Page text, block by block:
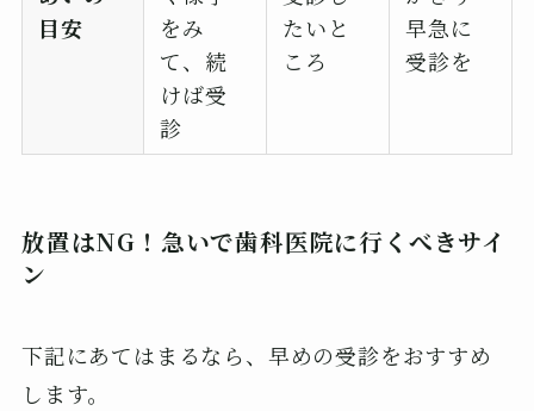
目安
をみ
て、続
けば受
診
たいと
ころ
早急に
受診を
放置はNG！急いで歯科医院に行くべきサイ
ン
下記にあてはまるなら、早めの受診をおすすめ
します。